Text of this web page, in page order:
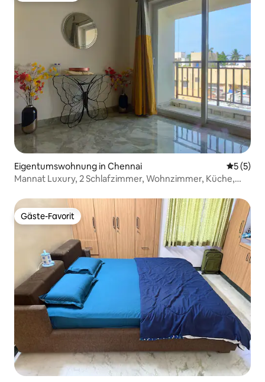
Eigentumswohnung in Chennai
5 (5)
Mannat Luxury, 2 Schlafzimmer, Wohnzimmer, Küche,
Gäste-Favorit
Gäste-Favorit